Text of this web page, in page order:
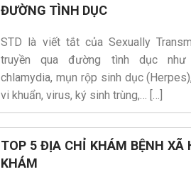
ĐƯỜNG TÌNH DỤC
STD là viết tắt của Sexually
truyền qua đường tình dục
chlamydia, mụn rộp sinh dục
vi khuẩn, virus, ký sinh trùng,… […]
TOP 5 ĐỊA CHỈ KHÁM BỆNH XÃ
KHÁM
CHI TIẾT